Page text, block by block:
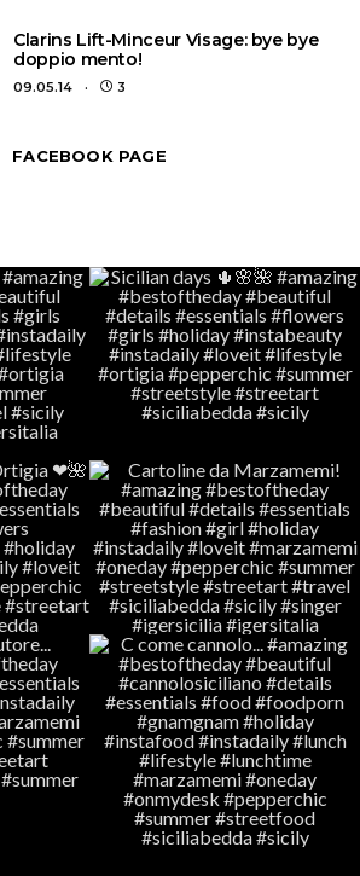
Clarins Lift-Minceur Visage: bye bye
doppio mento!
09.05.14 3
FACEBOOK PAGE